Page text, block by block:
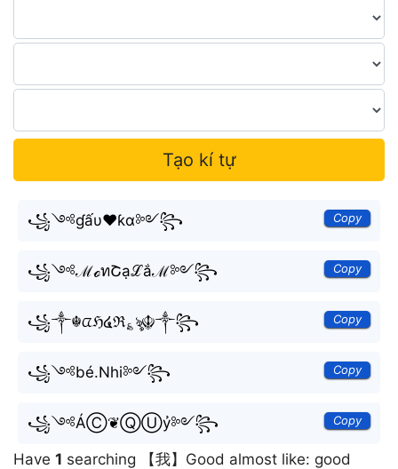
Tạo kí tự
꧁༺ɠấυ❤ƙɑ༻꧂ Copy
꧁༺ℳℴทՇạℒắℳ༻꧂ Copy
꧁༒☬ᤂℌ໔ℜ؏ৡ☬༒꧂ Copy
꧁༺bé.Nhi༻꧂ Copy
꧁༺ÁⒸ❦ⓆⓊỷ༻꧂ Copy
Have 1 searching 【我】Good almost like: good